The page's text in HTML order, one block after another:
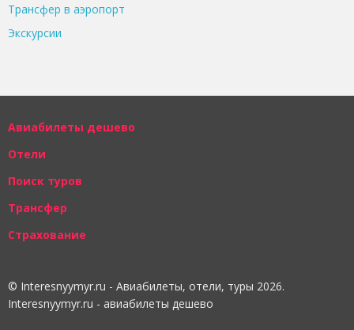
Трансфер в аэропорт
Экскурсии
Авиабилеты дешево
Отели
Поиск туров
Трансфер
Страхование
© Interesnyymyr.ru - Авиабилеты, отели, туры 2026.
Interesnyymyr.ru - авиабилеты дешево